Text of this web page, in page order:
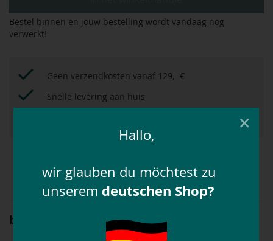
Bestel binnen en jouw bestelling wordt vandaag nog
verwerkt!
Geen verzendkosten vanaf 129,- €
Snelle levering aan huis
black forest halstertouw
×
Hallo,
wir glauben du möchtest zu
unserem deutschen Shop?